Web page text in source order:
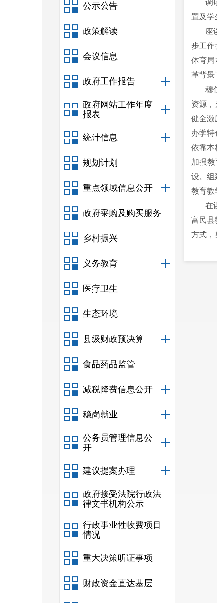
公示公告
政策解读
会议信息
政府工作报告
政府网站工作年度
报表
统计信息
规划计划
重点领域信息公开
政府采购及购买服务
乡村振兴
义务教育
医疗卫生
生态环境
县级财政预决算
食品药品监管
减税降费信息公开
稳岗就业
公务员管理信息公
开
建议提案办理
政府接受法院行政法
律文书机构公示
行政事业性收费项目
情况
重大决策听证事项
财政资金直达基层
调研
置及学
座谈
步工
体育局
革背景
穆仁
资源，
健全激
办学特
依靠本
加强
设。组
教育教
在谋
富民县
方式，